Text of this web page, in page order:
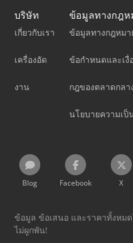
บริษัท
เกี่ยวกับเรา
เครื่องอัด
งาน
ข้อมูลทางกฎห
ข้อมูลทางกฎหมา
ข้อกำหนดและเงื่
กฎของตลาดกลา
นโยบายความเป็
Blog Facebook X
ข้อมูล ข้อเสนอ และราคาทั้งหม
ไม่ผูกพัน!